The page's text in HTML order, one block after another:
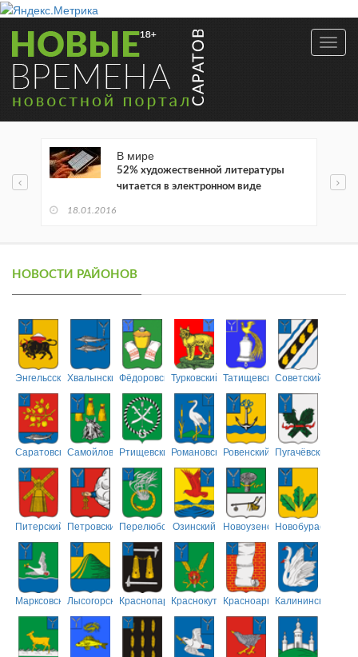
В мире
52% художественной литературы
читается в электронном виде
18.01.2016
НОВОСТИ РАЙОНОВ
ЭнгельсскийХвалынскийФёдоровскийТурковский ТатищевскийСоветский
СаратовскийСамойловскийРтищевскийРомановскийРовенский Пугачёвский
Питерский ПетровскийПерелюбскийОзинский НовоузенскийНовобурасский
МарксовскийЛысогорскийКраснопартизанский
КраснокутскийКрасноармейский
Калининский